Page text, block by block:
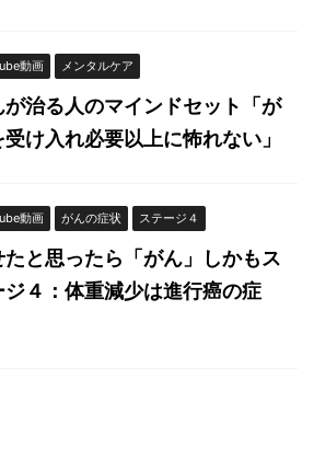
動画 メンタルケア
が治る人のマインドセット「が
受け入れ必要以上に怖れない」
動画 がんの症状 ステージ４
たと思ったら「がん」しかもス
ジ４：体重減少は進行癌の症